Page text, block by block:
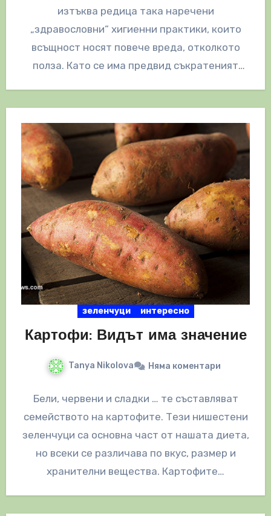
изтъква редица така наречени
„здравословни“ хигиенни практики, които
всъщност носят повече вреда, отколкото
полза. Като се има предвид съкратеният
зеленчуци интересно
Картофи: Видът има значение
Tanya Nikolova Няма коментари
Бели, червени и сладки … те съставляват
семейството на картофите. Тези нишестени
зеленчуци са основна част от нашата диета,
но всеки се различава по вкус, размер и
хранителни вещества. Картофите…